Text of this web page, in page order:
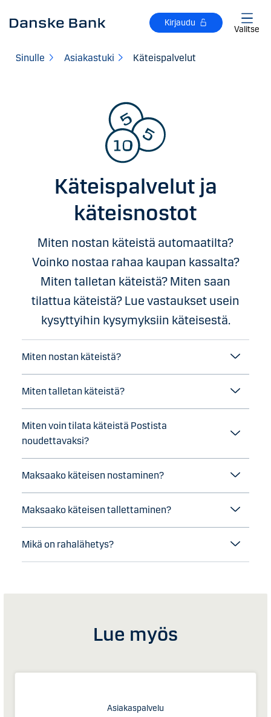
Kirjaudu
Valitse
Sinulle Asiakastuki Käteispalvelut
Käteispalvelut ja
käteisnostot
Miten nostan käteistä automaatilta?
Voinko nostaa rahaa kaupan kassalta?
Miten talletan käteistä? Miten saan
tilattua käteistä? Lue vastaukset usein
kysyttyihin kysymyksiin käteisestä.
Miten nostan käteistä?
Miten talletan käteistä?
Miten voin tilata käteistä Postista
noudettavaksi?
Maksaako käteisen nostaminen?
Maksaako käteisen tallettaminen?
Mikä on rahalähetys?
Lue myös
Asiakaspalvelu